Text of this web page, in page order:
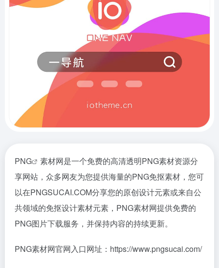
PNG
素材网是一个免费的高清透明PNG素材资源分
享网站，众多网友为您提供海量的PNG免抠素材，您可
以在PNGSUCAI.COM分享您的原创设计元素或来自公
共领域的免抠设计素材元素，PNG素材网提供免费的
PNG图片下载服务，并保持内容的持续更新。
PNG素材网官网入口网址：https://www.pngsucai.com/